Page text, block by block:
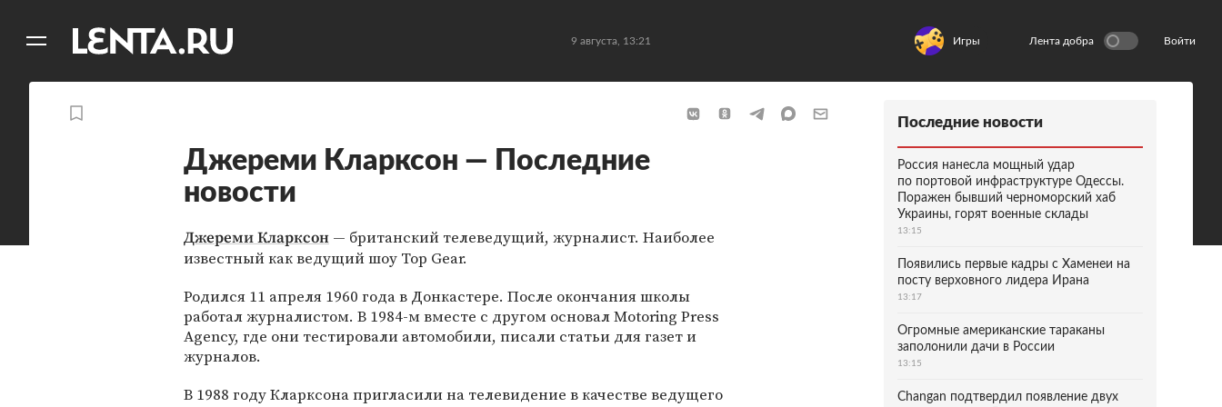
9 августа, 13:21 Игры Лента добра Войти
Джереми Кларксон — Последние
новости
Джереми Кларксон — британский телеведущий, журналист. Наиболее
известный как ведущий шоу Top Gear.
Родился 11 апреля 1960 года в Донкастере. После окончания школы
работал журналистом. В 1984-м вместе с другом основал Motoring Press
Agency, где они тестировали автомобили, писали статьи для газет и
журналов.
В 1988 году Кларксона пригласили на телевидение в качестве ведущего
Последние новости
Россия нанесла мощный удар
по портовой инфраструктуре Одессы.
Поражен бывший черноморский хаб
Украины, горят военные склады
13:15
Появились первые кадры с Хаменеи на
посту верховного лидера Ирана
13:17
Огромные американские тараканы
заполонили дачи в России
13:15
Changan подтвердил появление двух